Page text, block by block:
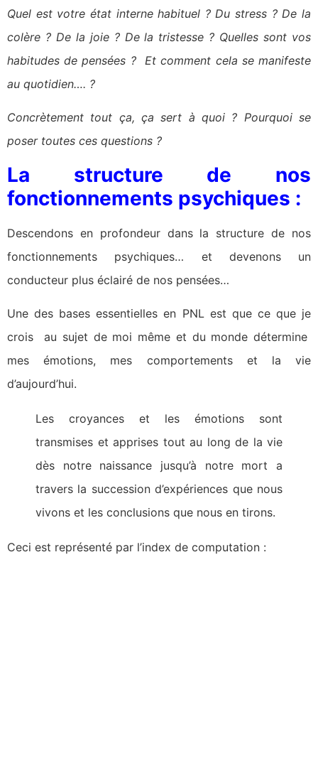
Quel est votre état interne habituel ? Du stress ? De la
colère ? De la joie ? De la tristesse ? Quelles sont vos
habitudes de pensées ? Et comment cela se manifeste
au quotidien…. ?
Concrètement tout ça, ça sert à quoi ? Pourquoi se
poser toutes ces questions ?
La structure de nos
fonctionnements psychiques :
Descendons en profondeur dans la structure de nos
fonctionnements psychiques… et devenons un
conducteur plus éclairé de nos pensées…
Une des bases essentielles en PNL est que ce que je
crois au sujet de moi même et du monde détermine
mes émotions, mes comportements et la vie
d’aujourd’hui.
Les croyances et les émotions sont
transmises et apprises tout au long de la vie
dès notre naissance jusqu’à notre mort a
travers la succession d’expériences que nous
vivons et les conclusions que nous en tirons.
Ceci est représenté par l’index de computation :